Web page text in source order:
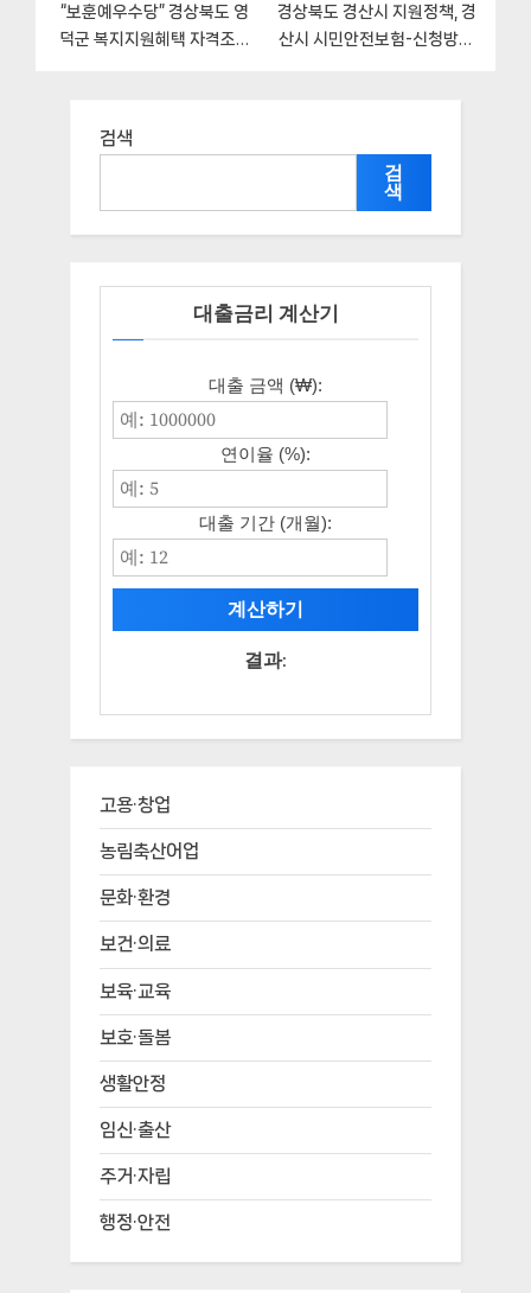
“보훈예우수당” 경상북도 영
덕군 복지지원혜택 자격조건
경상북도 경산시 지원정책, 경
산시 시민안전보험-신청방법
검색
검
색
대출금리 계산기
대출 금액 (₩):
연이율 (%):
대출 기간 (개월):
계산하기
결과:
고용·창업
농림축산어업
문화·환경
보건·의료
보육·교육
보호·돌봄
생활안정
임신·출산
주거·자립
행정·안전